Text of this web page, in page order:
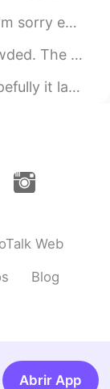
the next day at...
sunny so that hel...
than I though...
Web
Blog
Abrir App